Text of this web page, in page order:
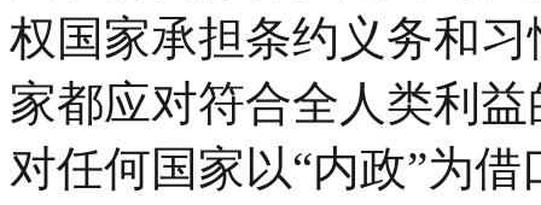
权国家承担条约义务和
家都应对符合全人类利
对任何国家以“内政”为